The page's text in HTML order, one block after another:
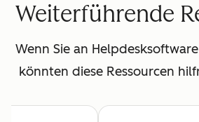
Weiterführende
Wenn Sie an
könnten diese Ressourcen